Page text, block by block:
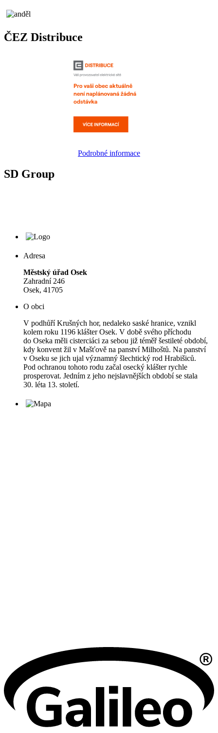
ČEZ Distribuce
Podrobné informace
SD Group
Adresa
Městský úřad Osek
Zahradní 246
Osek, 41705
O obci
V podhůří Krušných hor, nedaleko saské hranice, vznikl
kolem roku 1196 klášter Osek. V době svého příchodu
do Oseka měli cisterciáci za sebou již téměř šestileté období,
kdy konvent žil v Mašťově na panství Milhoštů. Na panství
v Oseku se jich ujal významný šlechtický rod Hrabišiců.
Pod ochranou tohoto rodu začal osecký klášter rychle
prosperovat. Jedním z jeho nejslavnějších období se stala
30. léta 13. století.